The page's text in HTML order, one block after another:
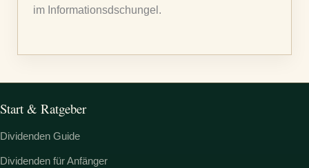
h
im Informationsdschungel.
Start & Ratgeber
Dividenden Guide
Dividenden für Anfänger